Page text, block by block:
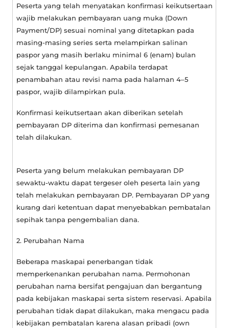
Peserta yang telah menyatakan konfirmasi keikutsertaan
wajib melakukan pembayaran uang muka (Down
Payment/DP) sesuai nominal yang ditetapkan pada
masing-masing series serta melampirkan salinan
paspor yang masih berlaku minimal 6 (enam) bulan
sejak tanggal kepulangan. Apabila terdapat
penambahan atau revisi nama pada halaman 4–5
paspor, wajib dilampirkan pula.
Konfirmasi keikutsertaan akan diberikan setelah
pembayaran DP diterima dan konfirmasi pemesanan
telah dilakukan.
Peserta yang belum melakukan pembayaran DP
sewaktu-waktu dapat tergeser oleh peserta lain yang
telah melakukan pembayaran DP. Pembayaran DP yang
kurang dari ketentuan dapat menyebabkan pembatalan
sepihak tanpa pengembalian dana.
2. Perubahan Nama
Beberapa maskapai penerbangan tidak
memperkenankan perubahan nama. Permohonan
perubahan nama bersifat pengajuan dan bergantung
pada kebijakan maskapai serta sistem reservasi. Apabila
perubahan tidak dapat dilakukan, maka mengacu pada
kebijakan pembatalan karena alasan pribadi (own